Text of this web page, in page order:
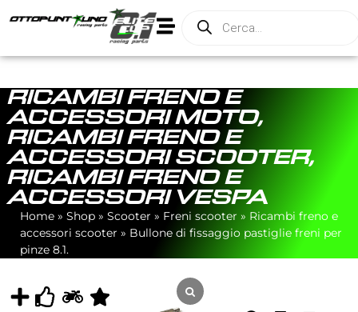
RICAMBI FRENO E
ACCESSORI MOTO,
RICAMBI FRENO E
ACCESSORI SCOOTER,
RICAMBI FRENO E
ACCESSORI VESPA
Home » Shop » Scooter » Freni scooter » Ricambi freno e
accessori scooter » Bullone di fissaggio pastiglie freni per
pinze 8.1.